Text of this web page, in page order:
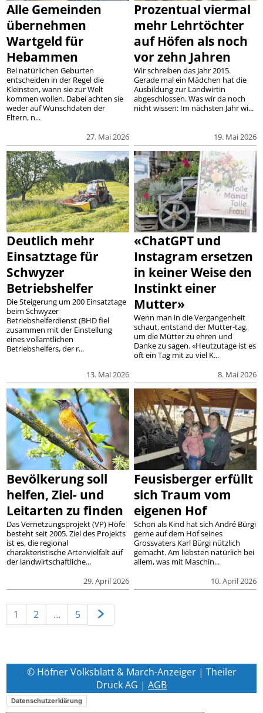
Alle Gemeinden
übernehmen
Wartgeld für
Hebammen
27. Mai 2026
Bei natürlichen Geburten
entscheiden in der Regel die
Kleinsten, wann sie zur Welt
kommen wollen. Dabei achten sie
weder auf Wunschdaten der
Eltern, n...
Prozentual viermal
mehr Lehrtöchter
auf Höfen als noch
vor zehn Jahren
19. Mai 2026
Wir schreiben das Jahr 2015.
Gerade mal ein Mädchen hat die
Ausbildung zur Landwirtin
abgeschlossen. Was wir da noch
nicht wissen: Im nächsten Jahr wi...
Deutlich mehr
Einsatztage für
Schwyzer
Betriebshelfer
13. Mai 2026
Die Steigerung um 200 Einsatztage
beim Schwyzer
Betriebshelferdienst (BHD fiel
zusammen mit der Einstellung
eines vollamtlichen
Betriebshelfers, der r...
«ChatGPT und
Instagram ersetzen
in keiner Weise den
Instinkt einer
Mutter»
8. Mai 2026
Wenn man in die Vergangenheit
schaut, entstand der Mutter-tag,
um die Mütter zu ehren und
Danke zu sagen. «Heutzutage ist es
oft ein Tag mit zu viel K...
Bevölkerung soll
helfen, Ziel- und
Leitarten zu finden
29. April 2026
Das Vernetzungsprojekt (VP) Höfe
besteht seit 2005. Ziel des Projekts
ist es, die regional
charakteristische Artenvielfalt auf
der landwirtschaftliche...
Feusisberger erfüllt
sich Traum vom
eigenen Hof
10. April 2026
Schon als Kind hat sich André Bürgi
gerne auf dem Hof seines
Grossvaters Karl Bürgi nützlich
gemacht. Am liebsten natürlich bei
allem, was mit Maschin...
1 2 … 5
© Höfner Volksblatt & March-Anzeiger | Theiler
Druck AG | AGB
Datenschutzerklärung